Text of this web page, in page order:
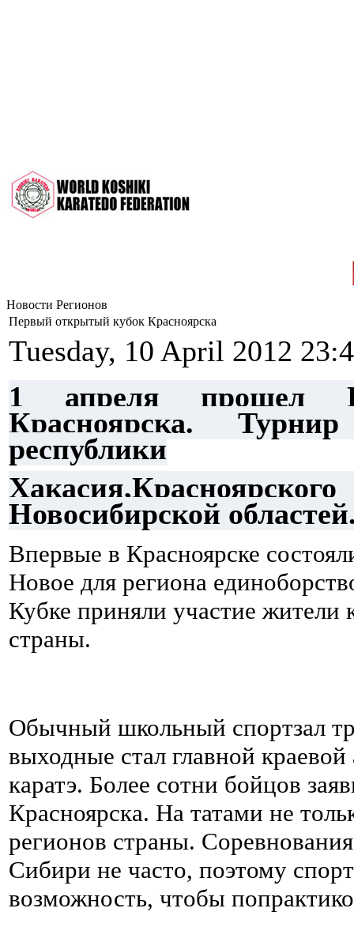
Новости Регионов
Первый открытый кубок Красноярска
Tuesday, 10 April 2012
1 апреля прошел
Красноярска.
республики
Новосибирской
Впервые в Красноярске
Новое для региона
Кубке приняли участие жители
страны.
Обычный школьный спортзал
выходные стал главной
каратэ. Более сотни бойцов
Красноярска. На татами не
регионов страны.
Сибири не часто, поэтому
возможность, чтобы